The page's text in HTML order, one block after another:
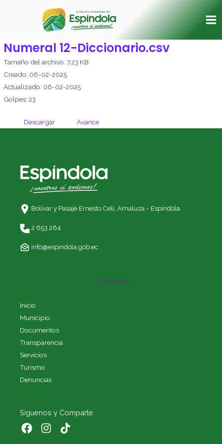
Numeral 12-Diccionario.csv
Tamaño del archivo: 7.23 KB
Creado: 06-02-2025
Actualizado: 06-02-2025
Golpes: 23
Descargar Avance
Bolívar y Pasaje Ernesto Celi, Amaluza - Espíndola
2 653 264
info@espindola.gob.ec
Enlaces
Inicio
Municipio
Documentos
Transparencia
Servicios
Turismo
Denuncias
Siguenos y Comparte